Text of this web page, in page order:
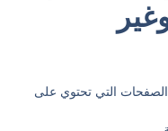
التي تحتوي على